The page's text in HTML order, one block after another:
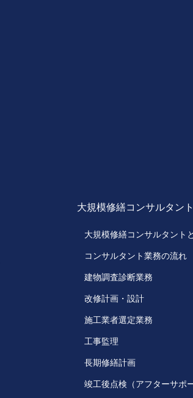
大規模修繕コンサルタン
大規模修繕コンサルタント
コンサルタント業務の流れ
建物調査診断業務
改修計画・設計
施工業者選定業務
工事監理
長期修繕計画
竣工後点検（アフターサポ